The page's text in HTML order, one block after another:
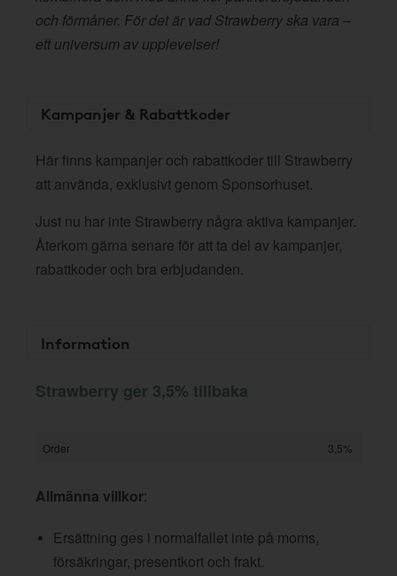
och förmåner. För det är vad Strawberry ska vara –
ett universum av upplevelser!
Kampanjer & Rabattkoder
Här finns kampanjer och rabattkoder till Strawberry
att använda, exklusivt genom Sponsorhuset.
Just nu har inte Strawberry några aktiva kampanjer.
Återkom gärna senare för att ta del av kampanjer,
rabattkoder och bra erbjudanden.
Information
Strawberry ger 3,5% tillbaka
Order 3,5%
Allmänna villkor:
Ersättning ges i normalfallet inte på moms,
försäkringar, presentkort och frakt.